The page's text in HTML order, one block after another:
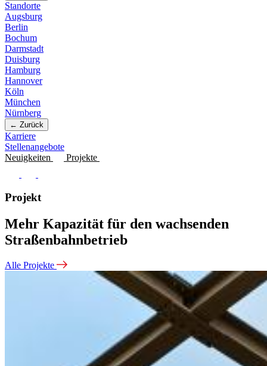
Standorte
Augsburg
Berlin
Bochum
Darmstadt
Duisburg
Hamburg
Hannover
Köln
München
Nürnberg
← Zurück
Karriere
Stellenangebote
Neuigkeiten
Projekte
Projekt
Mehr Kapazität für den wachsenden
Straßenbahnbetrieb
Alle Projekte